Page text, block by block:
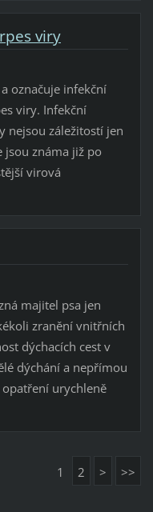
viry
označuje infekční
viry. Infekční
nejsou záležitostí jen
jsou známa již po
virová
majitel psa jen
zranění vnitřních
dýchacích cest v
dýchání a nepřímou
urychleně
1 2 > >>